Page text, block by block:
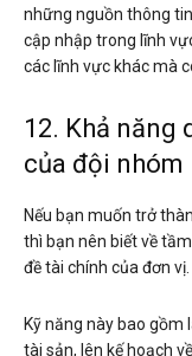
những nguồn thông
cập nhập trong lĩnh
các lĩnh vực khác mà
12. Khả năng
của đội nhóm
Nếu bạn muốn trở
thì bạn nên biết về
đề tài chính của đơn vị.
Kỹ năng này bao
tài sản, lên kế hoạch